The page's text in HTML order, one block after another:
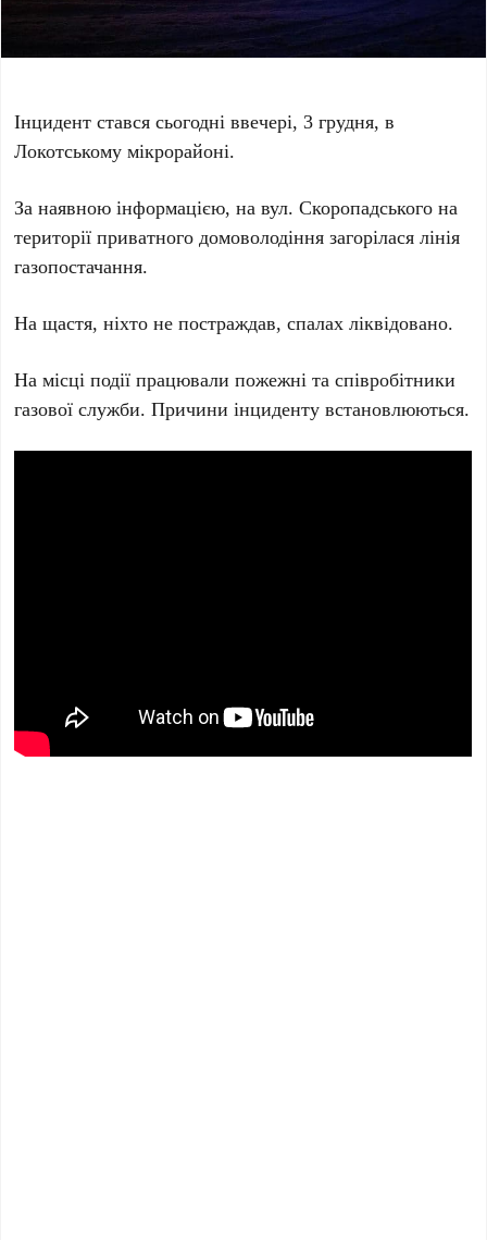
Інцидент стався сьогодні ввечері, 3 грудня, в
Локотському мікрорайоні.
За наявною інформацією, на вул. Скоропадського на
території приватного домоволодіння загорілася лінія
газопостачання.
На щастя, ніхто не постраждав, спалах ліквідовано.
На місці події працювали пожежні та співробітники
газової служби. Причини інциденту встановлюються.